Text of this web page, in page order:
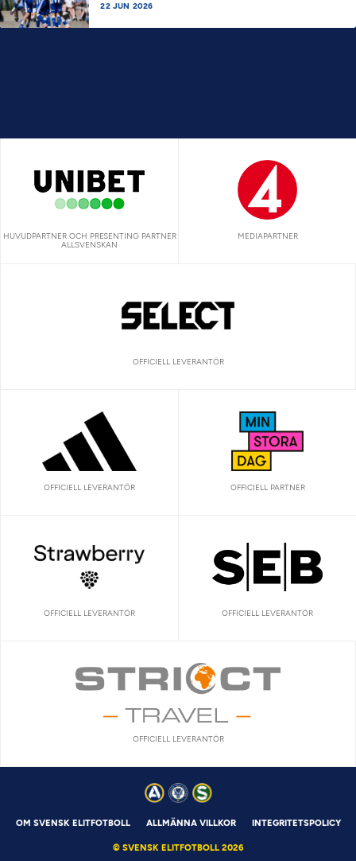
22 JUN 2026
HUVUDPARTNER OCH PRESENTING PARTNER
ALLSVENSKAN
MEDIAPARTNER
OFFICIELL LEVERANTÖR
OFFICIELL LEVERANTÖR OFFICIELL PARTNER
OFFICIELL LEVERANTÖR OFFICIELL LEVERANTÖR
OFFICIELL LEVERANTÖR
OM SVENSK ELITFOTBOLL ALLMÄNNA VILLKOR INTEGRITETSPOLICY
© SVENSK ELITFOTBOLL 2026